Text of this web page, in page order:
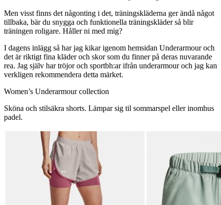
Men visst finns det någonting i det, träningskläderna ger ändå något
tillbaka, bär du snygga och funktionella träningskläder så blir
träningen roligare. Håller ni med mig?
I dagens inlägg så har jag kikar igenom hemsidan Underarmour och
det är riktigt fina kläder och skor som du finner på deras nuvarande
rea. Jag själv har tröjor och sportbh:ar ifrån underarmour och jag kan
verkligen rekommendera detta märket.
Women’s Underarmour collection
Sköna och stilsäkra shorts. Lämpar sig til sommarspel eller inomhus
padel.